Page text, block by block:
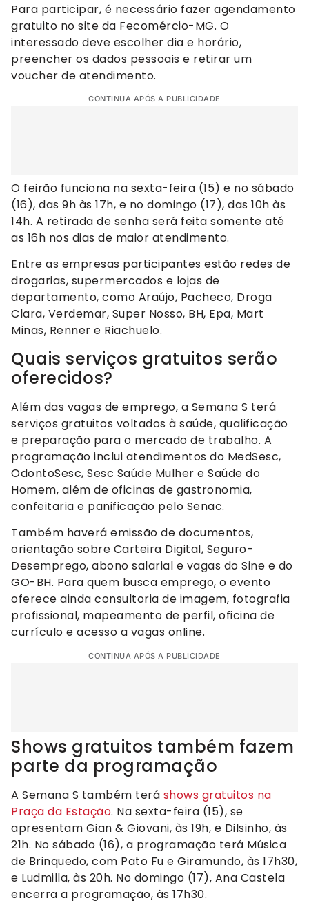
Para participar, é necessário fazer agendamento
gratuito no site da Fecomércio-MG. O
interessado deve escolher dia e horário,
preencher os dados pessoais e retirar um
voucher de atendimento.
CONTINUA APÓS A PUBLICIDADE
O feirão funciona na sexta-feira (15) e no sábado
(16), das 9h às 17h, e no domingo (17), das 10h às
14h. A retirada de senha será feita somente até
as 16h nos dias de maior atendimento.
Entre as empresas participantes estão redes de
drogarias, supermercados e lojas de
departamento, como Araújo, Pacheco, Droga
Clara, Verdemar, Super Nosso, BH, Epa, Mart
Minas, Renner e Riachuelo.
Quais serviços gratuitos serão
oferecidos?
Além das vagas de emprego, a Semana S terá
serviços gratuitos voltados à saúde, qualificação
e preparação para o mercado de trabalho. A
programação inclui atendimentos do MedSesc,
OdontoSesc, Sesc Saúde Mulher e Saúde do
Homem, além de oficinas de gastronomia,
confeitaria e panificação pelo Senac.
Também haverá emissão de documentos,
orientação sobre Carteira Digital, Seguro-
Desemprego, abono salarial e vagas do Sine e do
GO-BH. Para quem busca emprego, o evento
oferece ainda consultoria de imagem, fotografia
profissional, mapeamento de perfil, oficina de
currículo e acesso a vagas online.
CONTINUA APÓS A PUBLICIDADE
Shows gratuitos também fazem
parte da programação
A Semana S também terá shows gratuitos na
Praça da Estação. Na sexta-feira (15), se
apresentam Gian & Giovani, às 19h, e Dilsinho, às
21h. No sábado (16), a programação terá Música
de Brinquedo, com Pato Fu e Giramundo, às 17h30,
e Ludmilla, às 20h. No domingo (17), Ana Castela
encerra a programação, às 17h30.